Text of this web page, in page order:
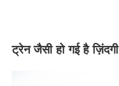
ट्रेन जैसी हो गई है ज़िंदगी